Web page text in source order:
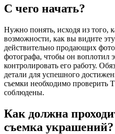
С чего начать?
Нужно понять, исходя из того,
возможности, как вы видите
действительно продающих
фотографа, чтобы он воплотил
контролировать его работу.
детали для успешного
съемки необходимо проверить
соблюдены.
Как должна
съемка украшений?